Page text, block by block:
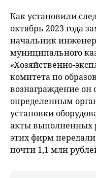
Как установили
октябрь 2023 года
начальник
муниципального
«Хозяйственно-
комитета по
вознаграждение он
определенным
установки
акты выполненных
этих фирм
почти 1,1 млн